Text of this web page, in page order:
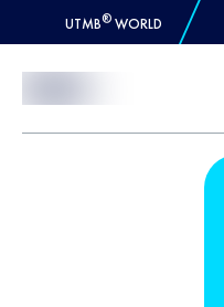
UTMB® WORLD